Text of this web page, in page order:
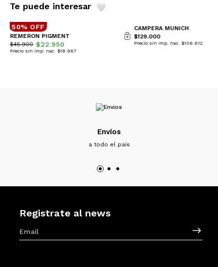
Te puede interesar
50% OFF
REMERON PIGMENT
$45.900 $22.950
Precio sin imp. nac. $18.967
CAMPERA MUNICH
$129.000
Precio sin imp. nac. $106.612
Envíos
a todo el país
Registrate al news